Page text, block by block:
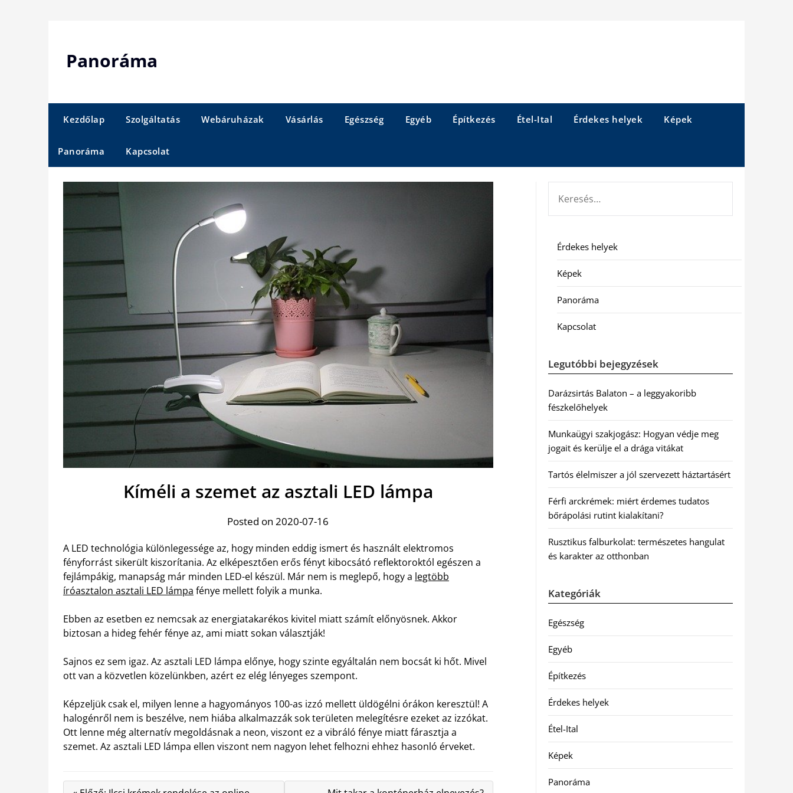
Panoráma
Kezdőlap Szolgáltatás Webáruházak Vásárlás Egészség Egyéb Építkezés Étel-Ital Érdekes helyek Képek
Panoráma Kapcsolat
Kíméli a szemet az asztali LED lámpa
Posted on 2020-07-16
A LED technológia különlegessége az, hogy minden eddig ismert és használt elektromos
fényforrást sikerült kiszorítania. Az elképesztően erős fényt kibocsátó reflektoroktól egészen a
fejlámpákig, manapság már minden LED-el készül. Már nem is meglepő, hogy a legtöbb
íróasztalon asztali LED lámpa fénye mellett folyik a munka.
Ebben az esetben ez nemcsak az energiatakarékos kivitel miatt számít előnyösnek. Akkor
biztosan a hideg fehér fénye az, ami miatt sokan választják!
Sajnos ez sem igaz. Az asztali LED lámpa előnye, hogy szinte egyáltalán nem bocsát ki hőt. Mivel
ott van a közvetlen közelünkben, azért ez elég lényeges szempont.
Képzeljük csak el, milyen lenne a hagyományos 100-as izzó mellett üldögélni órákon keresztül! A
halogénről nem is beszélve, nem hiába alkalmazzák sok területen melegítésre ezeket az izzókat.
Ott lenne még alternatív megoldásnak a neon, viszont ez a vibráló fénye miatt fárasztja a
szemet. Az asztali LED lámpa ellen viszont nem nagyon lehet felhozni ehhez hasonló érveket.
Érdekes helyek
Képek
Panoráma
Kapcsolat
Legutóbbi bejegyzések
Darázsirtás Balaton – a leggyakoribb
fészkelőhelyek
Munkaügyi szakjogász: Hogyan védje meg
jogait és kerülje el a drága vitákat
Tartós élelmiszer a jól szervezett háztartásért
Férfi arckrémek: miért érdemes tudatos
bőrápolási rutint kialakítani?
Rusztikus falburkolat: természetes hangulat
és karakter az otthonban
Kategóriák
Egészség
Egyéb
Építkezés
Érdekes helyek
Étel-Ital
Képek
Panoráma